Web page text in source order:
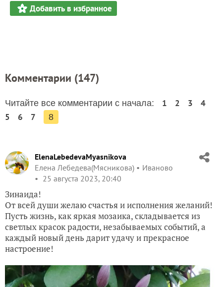
Добавить в избранное
Комментарии (147)
Читайте все комментарии с начала: 1 2 3
4
5
6 7 8
ElenaLebedevaMyasnikova
Елена Лебедева(Мясникова)
Иваново
25 августа 2023, 20:40
Зинаида!
От всей души желаю счастья и исполнения желаний!
Пусть жизнь, как яркая мозаика, складывается из
светлых красок радости, незабываемых событий, а
каждый новый день дарит удачу и прекрасное
настроение!